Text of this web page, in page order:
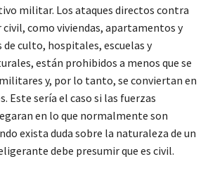
militar. Los ataques directos contra
civil, como viviendas, apartamentos y
de culto, hospitales, escuelas y
están prohibidos a menos que se
y, por lo tanto, se conviertan en
Este sería el caso si las fuerzas
en lo que normalmente son
exista duda sobre la naturaleza de un
debe presumir que es civil.